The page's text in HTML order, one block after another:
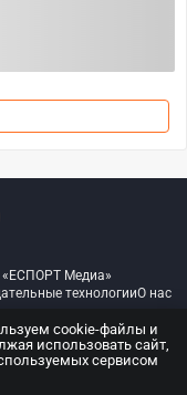
«ЕСПОРТ Медиа»
технологииО нас
защищены
cookie-файлы и
использовать сайт,
сервисом